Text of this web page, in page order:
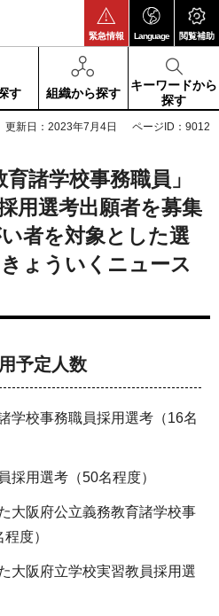
緊急情報 Language 閲覧補助
す 組織から探す
キーワードから
探す
更新日：2023年7月4日 ページID：9012
諸学校事務職員」
用選考出願者を募集
者を対象とした選
ょういくニュース
予定人数
学校事務職員採用選考（16名
採用選考（50名程度）
大阪府公立義務教育諸学校事
度）
大阪府立学校実習教員採用選